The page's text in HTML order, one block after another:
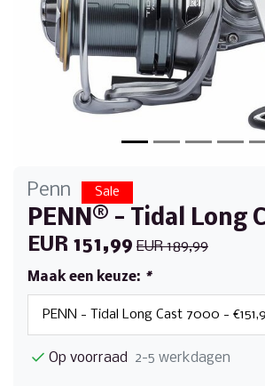
Penn Sale
PENN® - Tidal Long
EUR 151,99 EUR 189,99
Maak een keuze: *
Op voorraad 2-5 werkdagen